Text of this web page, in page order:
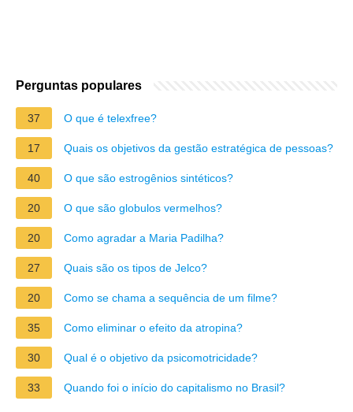
Perguntas populares
37 O que é telexfree?
17 Quais os objetivos da gestão estratégica de pessoas?
40 O que são estrogênios sintéticos?
20 O que são globulos vermelhos?
20 Como agradar a Maria Padilha?
27 Quais são os tipos de Jelco?
20 Como se chama a sequência de um filme?
35 Como eliminar o efeito da atropina?
30 Qual é o objetivo da psicomotricidade?
33 Quando foi o início do capitalismo no Brasil?